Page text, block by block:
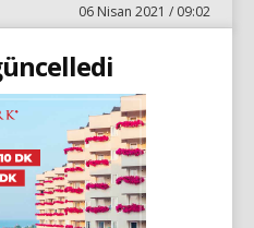
06 Nisan 2021 / 09:02